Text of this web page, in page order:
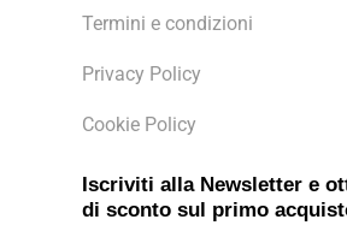
Termini e condizioni
Privacy Policy
Cookie Policy
Iscriviti alla Newsletter e
di sconto sul primo